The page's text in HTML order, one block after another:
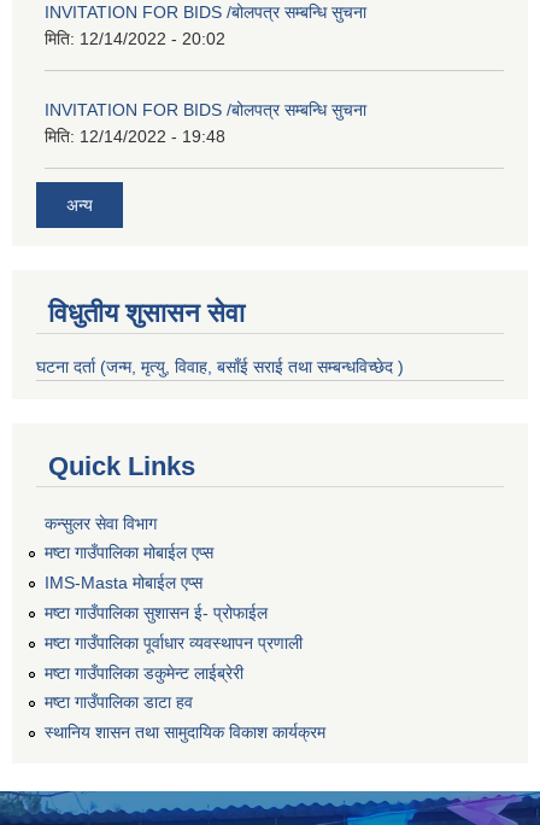
INVITATION FOR BIDS /बोलपत्र सम्बन्धि सुचना
मिति: 12/14/2022 - 20:02
INVITATION FOR BIDS /बोलपत्र सम्बन्धि सुचना
मिति: 12/14/2022 - 19:48
अन्य
विधुतीय शुसासन सेवा
घटना दर्ता (जन्म, मृत्यु, विवाह, बसाँई सराई तथा सम्बन्धविच्छेद )
Quick Links
कन्सुलर सेवा विभाग
मष्टा गाउँपालिका मोबाईल एप्स
IMS-Masta मोबाईल एप्स
मष्टा गाउँपालिका सुशासन ई- प्रोफाईल
मष्टा गाउँपालिका पूर्वाधार व्यवस्थापन प्रणाली
मष्टा गाउँपालिका डकुमेन्ट लाईब्रेरी
मष्टा गाउँपालिका डाटा हव
स्थानिय शासन तथा सामुदायिक विकाश कार्यक्रम